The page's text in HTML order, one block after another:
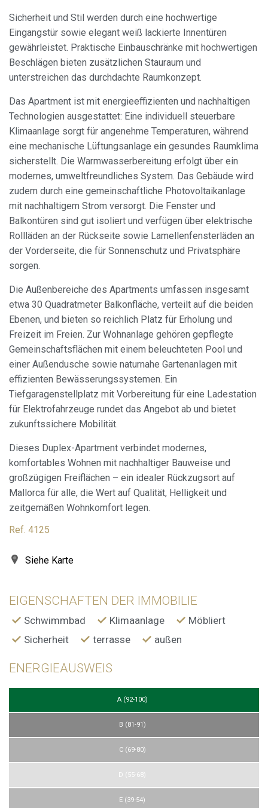
Sicherheit und Stil werden durch eine hochwertige
Eingangstür sowie elegant weiß lackierte Innentüren
gewährleistet. Praktische Einbauschränke mit hochwertigen
Beschlägen bieten zusätzlichen Stauraum und
unterstreichen das durchdachte Raumkonzept.
Das Apartment ist mit energieeffizienten und nachhaltigen
Technologien ausgestattet: Eine individuell steuerbare
Klimaanlage sorgt für angenehme Temperaturen, während
eine mechanische Lüftungsanlage ein gesundes Raumklima
sicherstellt. Die Warmwasserbereitung erfolgt über ein
modernes, umweltfreundliches System. Das Gebäude wird
zudem durch eine gemeinschaftliche Photovoltaikanlage
mit nachhaltigem Strom versorgt. Die Fenster und
Balkontüren sind gut isoliert und verfügen über elektrische
Rollläden an der Rückseite sowie Lamellenfensterläden an
der Vorderseite, die für Sonnenschutz und Privatsphäre
sorgen.
Die Außenbereiche des Apartments umfassen insgesamt
etwa 30 Quadratmeter Balkonfläche, verteilt auf die beiden
Ebenen, und bieten so reichlich Platz für Erholung und
Freizeit im Freien. Zur Wohnanlage gehören gepflegte
Gemeinschaftsflächen mit einem beleuchteten Pool und
einer Außendusche sowie naturnahe Gartenanlagen mit
effizienten Bewässerungssystemen. Ein
Tiefgaragenstellplatz mit Vorbereitung für eine Ladestation
für Elektrofahrzeuge rundet das Angebot ab und bietet
zukunftssichere Mobilität.
Dieses Duplex-Apartment verbindet modernes,
komfortables Wohnen mit nachhaltiger Bauweise und
großzügigen Freiflächen – ein idealer Rückzugsort auf
Mallorca für alle, die Wert auf Qualität, Helligkeit und
zeitgemäßen Wohnkomfort legen.
Ref. 4125
Siehe Karte
EIGENSCHAFTEN DER IMMOBILIE
Schwimmbad Klimaanlage
Möbliert
Sicherheit
terrasse außen
ENERGIEAUSWEIS
A (92-100)
B (81-91)
C (69-80)
D (55-68)
E (39-54)
durch empfohlene Produkte ein besseres Erlebnis zu
bieten.
Marketing und Publizität
Diese Cookies werden verwendet, um Informationen über
die Präferenzen und persönlichen Entscheidungen des
Surfgewohnheiten zu speichern. Dank ihnen können wir
die Surfgewohnheiten auf der Website kennen und
Werbung in Bezug auf das Surfprofil des Benutzers
anzeigen.